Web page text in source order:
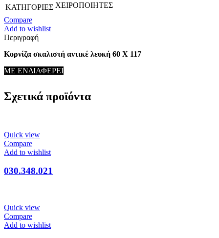
ΚΑΤΗΓΟΡΙΕΣ ΧΕΙΡΟΠΟΙΗΤΕΣ
Compare
Add to wishlist
Περιγραφή
Κορνίζα σκαλιστή αντικέ λευκή 60 Χ 117
ΜΕ ΕΝΔΙΑΦΕΡΕΙ
Σχετικά προϊόντα
Quick view
Compare
Add to wishlist
030.348.021
Quick view
Compare
Add to wishlist